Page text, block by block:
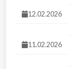
12.02.2026
11.02.2026